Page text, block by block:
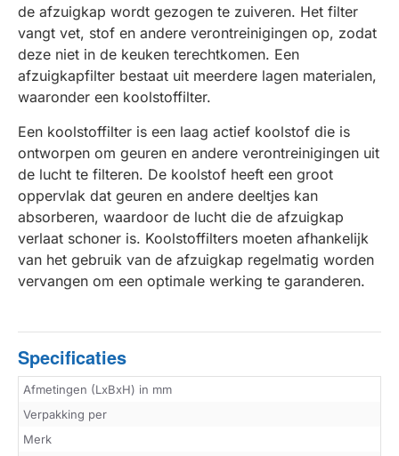
de afzuigkap wordt gezogen te zuiveren. Het filter
vangt vet, stof en andere verontreinigingen op, zodat
deze niet in de keuken terechtkomen. Een
afzuigkapfilter bestaat uit meerdere lagen materialen,
waaronder een koolstoffilter.
Een koolstoffilter is een laag actief koolstof die is
ontworpen om geuren en andere verontreinigingen uit
de lucht te filteren. De koolstof heeft een groot
oppervlak dat geuren en andere deeltjes kan
absorberen, waardoor de lucht die de afzuigkap
verlaat schoner is. Koolstoffilters moeten afhankelijk
van het gebruik van de afzuigkap regelmatig worden
vervangen om een optimale werking te garanderen.
Specificaties
Afmetingen (LxBxH) in mm
Verpakking per
Merk